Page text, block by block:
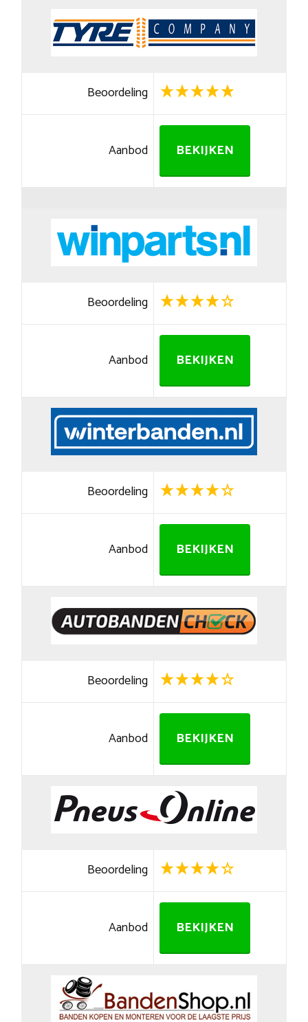
Beoordeling
Aanbod BEKIJKEN
Beoordeling
Aanbod BEKIJKEN
Beoordeling
Aanbod BEKIJKEN
Beoordeling
Aanbod BEKIJKEN
Beoordeling
Aanbod BEKIJKEN